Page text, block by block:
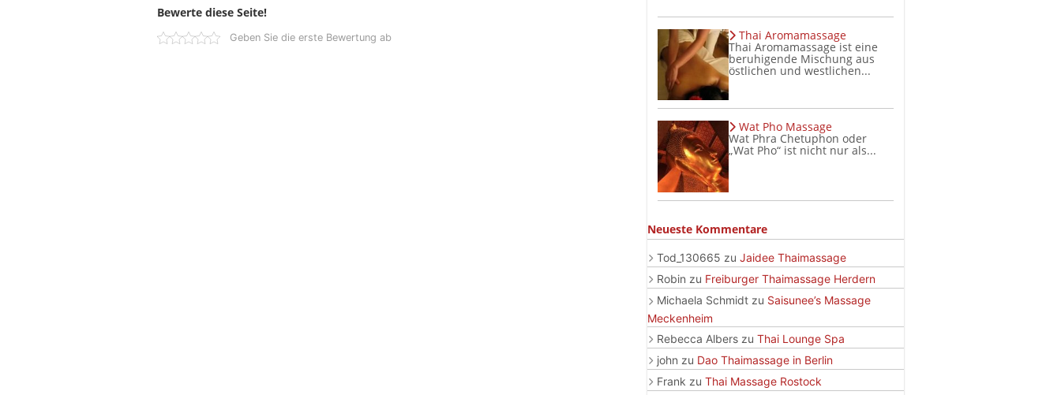
Bewerte diese Seite!
Geben Sie die erste Bewertung ab Thai Aromamassage
Thai Aromamassage ist eine
beruhigende Mischung aus
östlichen und westlichen...
Wat Pho Massage
Wat Phra Chetuphon oder
„Wat Pho“ ist nicht nur als...
Neueste Kommentare
Tod_130665 zu Jaidee Thaimassage
Robin zu Freiburger Thaimassage Herdern
Michaela Schmidtzu Saisunee’s Massage
Meckenheim
Rebecca Alberszu Thai Lounge Spa
john zu Dao Thaimassage in Berlin
Frank zu Thai Massage Rostock